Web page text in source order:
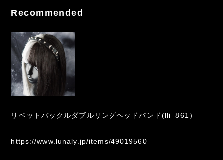
Recommended
リベットバックルダブルリングヘッドバンド(lli_861）
https://www.lunaly.jp/items/49019560